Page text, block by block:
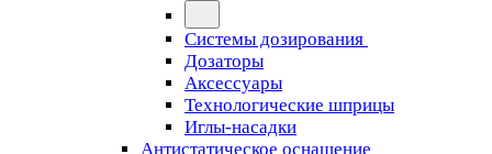
Системы дозирования
Дозаторы
Аксессуары
Технологические шприцы
Иглы-насадки
Антистатическое оснащение